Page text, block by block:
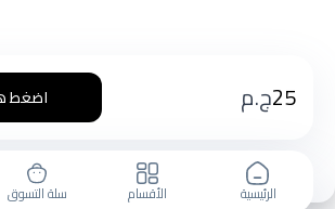
25ج.م اضغط
الرئيسية الأقسام سلة التسوق